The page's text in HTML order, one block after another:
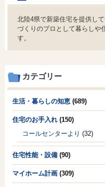
北陸4県で新築住宅を提供し
づくりのプロとして暮らしや
す。
カテゴリー
生活・暮らしの知恵 (689)
住宅のお手入れ (150)
コールセンターより (32)
住宅性能・設備 (90)
マイホーム計画 (309)